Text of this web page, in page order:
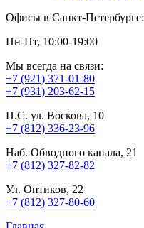
Офисы в Санкт-Петербурге:
Пн-Пт, 10:00-19:00
Мы всегда на связи:
+7 (921) 371-01-80
+7 (931) 203-62-15
П.С. ул. Воскова, 10
+7 (812) 336-23-96
Наб. Обводного канала, 21
+7 (812) 327-82-82
Ул. Оптиков, 22
+7 (812) 327-80-60